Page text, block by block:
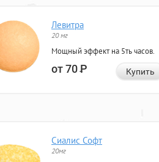
Левитра
20 мг
Мощный эффект на 5ть часов.
от 70Р Купить
Сиалис Софт
20мг